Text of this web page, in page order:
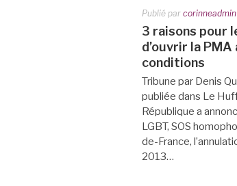
Publié par corinneadmin
3 raisons pour
d’ouvrir la
conditions
Tribune par Denis
publiée dans Le
République a
LGBT, SOS
de-France,
2013…